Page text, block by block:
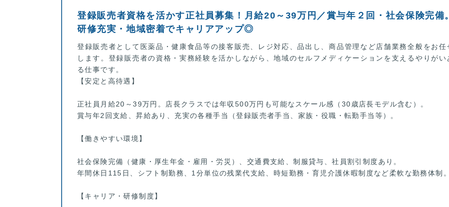
登録販売者資格を活かす正社員募集！月給20～39万円／賞与年２回・社会保険完備
研修充実・地域密着でキャリアアップ◎
登録販売者として医薬品・健康食品等の接客販売、レジ対応、品出し、商品管理など店舗業務全般をお任
します。登録販売者の資格・実務経験を活かしながら、地域のセルフメディケーションを支えるやりがい
る仕事です。
【安定と高待遇】
正社員月給20～39万円。店長クラスでは年収500万円も可能なスケール感（30歳店長モデル含む）。
賞与年2回支給、昇給あり、充実の各種手当（登録販売者手当、家族・役職・転勤手当等）。
【働きやすい環境】
社会保険完備（健康・厚生年金・雇用・労災）、交通費支給、制服貸与、社員割引制度あり。
年間休日115日、シフト制勤務、1分単位の残業代支給、時短勤務・育児介護休暇制度など柔軟な勤務体制
【キャリア・研修制度】